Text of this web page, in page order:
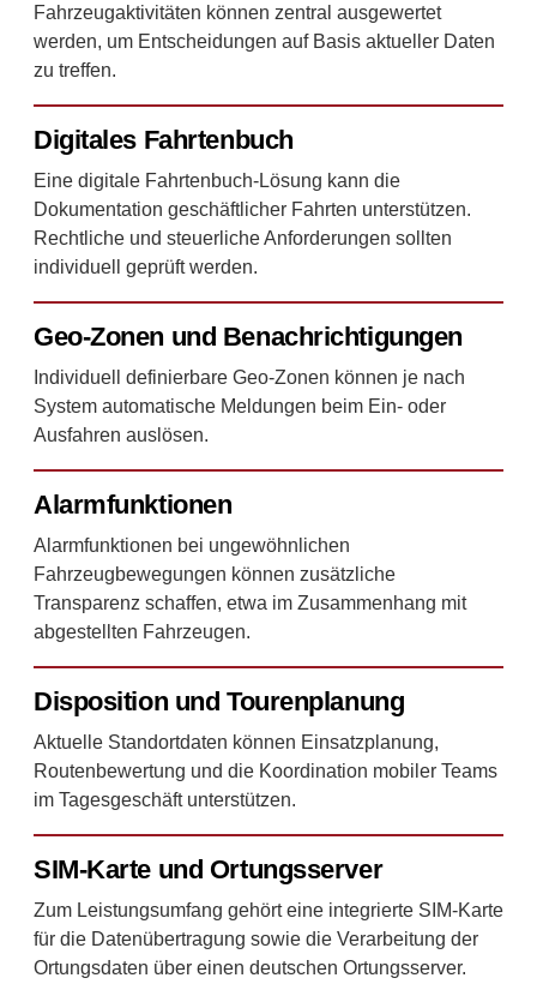
Fahrzeugaktivitäten können zentral ausgewertet
werden, um Entscheidungen auf Basis aktueller Daten
zu treffen.
Digitales Fahrtenbuch
Eine digitale Fahrtenbuch-Lösung kann die
Dokumentation geschäftlicher Fahrten unterstützen.
Rechtliche und steuerliche Anforderungen sollten
individuell geprüft werden.
Geo-Zonen und Benachrichtigungen
Individuell definierbare Geo-Zonen können je nach
System automatische Meldungen beim Ein- oder
Ausfahren auslösen.
Alarmfunktionen
Alarmfunktionen bei ungewöhnlichen
Fahrzeugbewegungen können zusätzliche
Transparenz schaffen, etwa im Zusammenhang mit
abgestellten Fahrzeugen.
Disposition und Tourenplanung
Aktuelle Standortdaten können Einsatzplanung,
Routenbewertung und die Koordination mobiler Teams
im Tagesgeschäft unterstützen.
SIM-Karte und Ortungsserver
Zum Leistungsumfang gehört eine integrierte SIM-Karte
für die Datenübertragung sowie die Verarbeitung der
Ortungsdaten über einen deutschen Ortungsserver.